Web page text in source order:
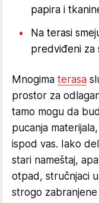
papira i
Na terasi
predviđeni za
Mnogima terasa
prostor za
tamo mogu da
pucanja
ispod vas. Iako
stari nameštaj,
otpad, stručnjaci
strogo